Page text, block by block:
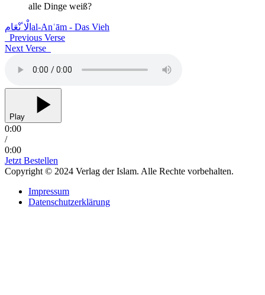
alle Dinge weiß?
الْاٴنْعَام al-Anʿām - Das Vieh
Previous Verse
Next Verse
Play
0:00
/
0:00
Jetzt Bestellen
Copyright © 2024 Verlag der Islam. Alle Rechte vorbehalten.
Impressum
Datenschutzerklärung